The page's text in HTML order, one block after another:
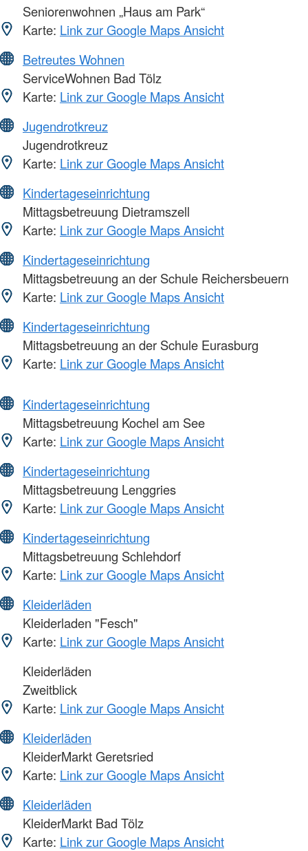
Seniorenwohnen „Haus am Park“
Karte: Link zur Google Maps Ansicht
Betreutes Wohnen
ServiceWohnen Bad Tölz
Karte: Link zur Google Maps Ansicht
Jugendrotkreuz
Jugendrotkreuz
Karte: Link zur Google Maps Ansicht
Kindertageseinrichtung
Mittagsbetreuung Dietramszell
Karte: Link zur Google Maps Ansicht
Kindertageseinrichtung
Mittagsbetreuung an der Schule Reichersbeuern
Karte: Link zur Google Maps Ansicht
Kindertageseinrichtung
Mittagsbetreuung an der Schule Eurasburg
Karte: Link zur Google Maps Ansicht
Kindertageseinrichtung
Mittagsbetreuung Kochel am See
Karte: Link zur Google Maps Ansicht
Kindertageseinrichtung
Mittagsbetreuung Lenggries
Karte: Link zur Google Maps Ansicht
Kindertageseinrichtung
Mittagsbetreuung Schlehdorf
Karte: Link zur Google Maps Ansicht
Kleiderläden
Kleiderladen "Fesch"
Karte: Link zur Google Maps Ansicht
Kleiderläden
Zweitblick
Karte: Link zur Google Maps Ansicht
Kleiderläden
KleiderMarkt Geretsried
Karte: Link zur Google Maps Ansicht
Kleiderläden
KleiderMarkt Bad Tölz
Karte: Link zur Google Maps Ansicht